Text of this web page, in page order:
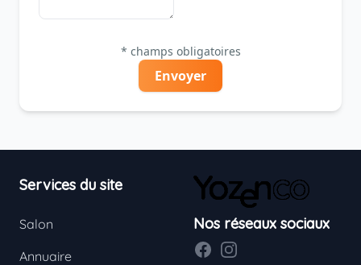
* champs obligatoires
Envoyer
Services du site
Salon
Annuaire
Nos réseaux sociaux
FacebookInstagram